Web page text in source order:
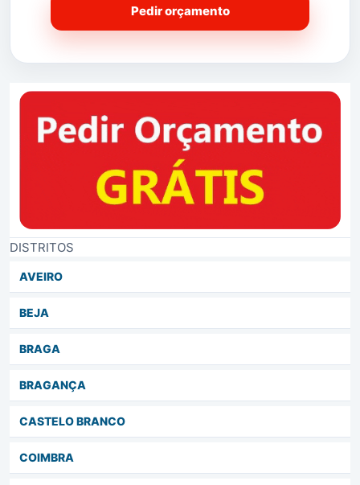
Pedir orçamento
DISTRITOS
AVEIRO
BEJA
BRAGA
BRAGANÇA
CASTELO BRANCO
COIMBRA